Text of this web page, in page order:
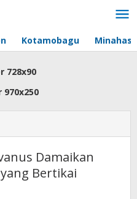
Kotamobagu Minahasa
Damaikan
Bertikai